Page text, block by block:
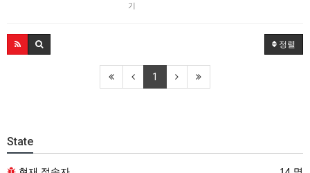
기
정렬
1
State